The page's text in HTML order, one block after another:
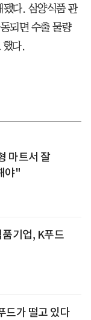
됐다. 삼양식품 관
되면 수출 물량
했다.
마트서 잘
야"
기업, K푸드
드가 떨고 있다